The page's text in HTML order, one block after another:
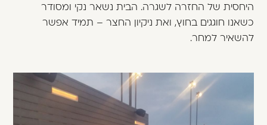
היחסית של החזרה לשגרה. הבית נשאר נקי ומסודר
כשאנו חוגגים בחוץ, ואת ניקיון החצר – תמיד אפשר
להשאיר למחר.